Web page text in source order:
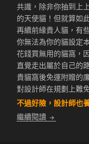
共識，除非你抽到上
的天使貓！但就算如
再續前緣貴人貓，有
你無法為你的貓設定
花錢買無用的貓窩，
直覺走出屬於自己的
貴貓窩後免運附贈的
對設計師在規劃上難
不過好險，設計師也
繼續閱讀 〔挑高夾層